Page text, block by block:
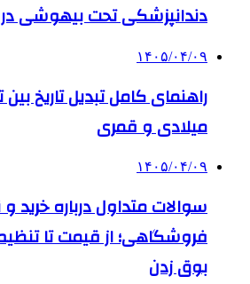
دندانپزشکی تحت بیهوشی
۱۴۰۵/۰۴/۰۹
راهنمای کامل تبدیل تاریخ
میلادی و قمری
۱۴۰۵/۰۴/۰۹
سوالات متداول درباره
فروشگاهی؛ از قیمت تا
بوق زدن